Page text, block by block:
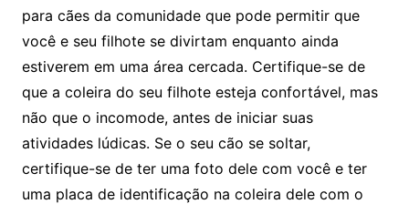
para cães da comunidade que pode permitir que
você e seu filhote se divirtam enquanto ainda
estiverem em uma área cercada. Certifique-se de
que a coleira do seu filhote esteja confortável, mas
não que o incomode, antes de iniciar suas
atividades lúdicas. Se o seu cão se soltar,
certifique-se de ter uma foto dele com você e ter
uma placa de identificação na coleira dele com o